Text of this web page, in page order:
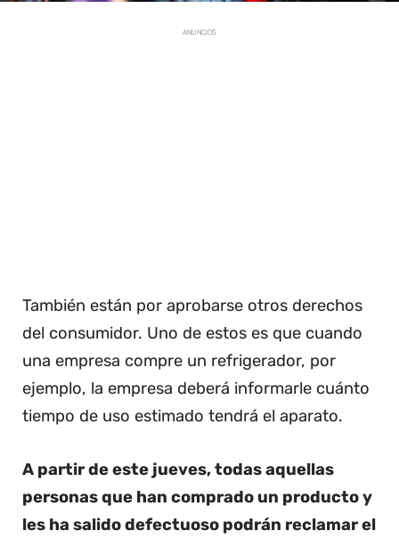
ANUNCIOS
También están por aprobarse otros derechos
del consumidor. Uno de estos es que cuando
una empresa compre un refrigerador, por
ejemplo, la empresa deberá informarle cuánto
tiempo de uso estimado tendrá el aparato.
A partir de este jueves, todas aquellas
personas que han comprado un producto y
les ha salido defectuoso podrán reclamar el